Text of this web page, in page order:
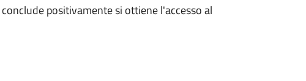
positivamente si ottiene l'accesso al